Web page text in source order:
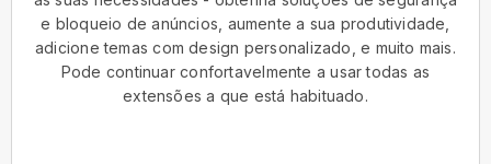
e bloqueio de anúncios, aumente a sua produtividade,
adicione temas com design personalizado, e muito mais.
Pode continuar confortavelmente a usar todas as
extensões a que está habituado.